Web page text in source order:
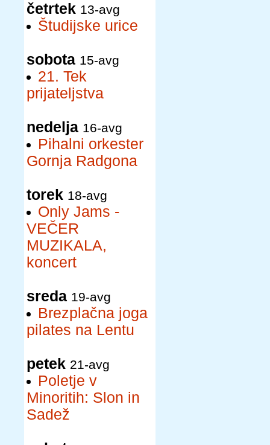
četrtek 13-avg
Študijske urice
sobota 15-avg
21. Tek
prijateljstva
nedelja 16-avg
Pihalni orkester
Gornja Radgona
torek 18-avg
Only Jams -
VEČER
MUZIKALA,
koncert
sreda 19-avg
Brezplačna joga
pilates na Lentu
petek 21-avg
Poletje v
Minoritih: Slon in
Sadež